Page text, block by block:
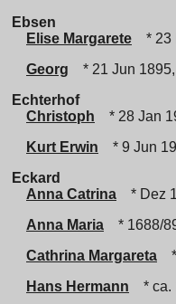
Ebsen
Elise Margarete
* 23
Georg
* 21 Jun
Echterhof
Christoph
* 28 Jan
Kurt Erwin
* 9 Jun
Eckard
Anna Catrina
* Dez
Anna Maria
* 1688/
Cathrina Margareta
Hans Hermann
* ca.